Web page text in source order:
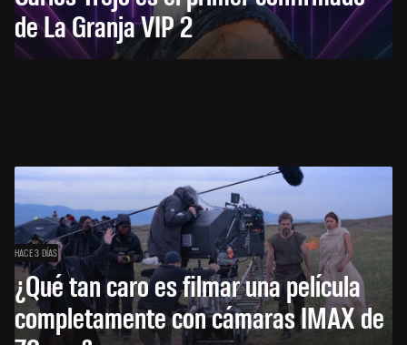
de La Granja VIP 2
HACE 3 DÍAS
¿Qué tan caro es filmar una película
completamente con cámaras IMAX de